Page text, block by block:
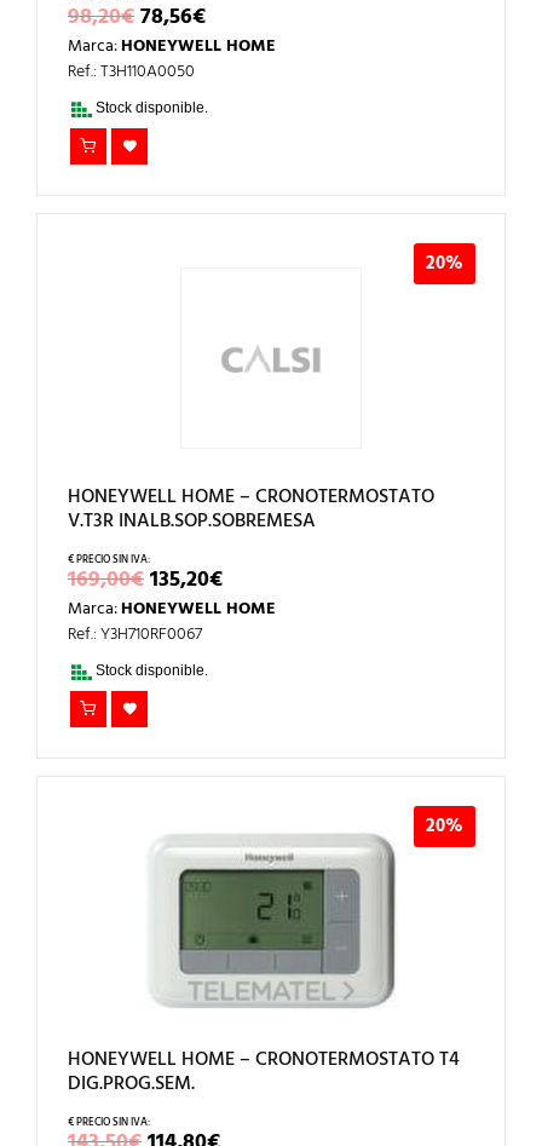
98,20€EL
PRECIO
ORIGINAL
ERA:
98,20€.
78,56€EL
PRECIO
ACTUAL
Marca:HONEYWELL HOME
Ref.: T3H110A0050
Stock disponible.
20%
HONEYWELL HOME – CRONOTERMOSTATO
V.T3R INALB.SOP.SOBREMESA
169,00€EL
PRECIO
ORIGINAL
ERA:
169,00€.
135,20€EL
PRECIO
ACTUAL
Marca:HONEYWELL HOME
Ref.: Y3H710RF0067
Stock disponible.
20%
HONEYWELL HOME – CRONOTERMOSTATO T4
DIG.PROG.SEM.